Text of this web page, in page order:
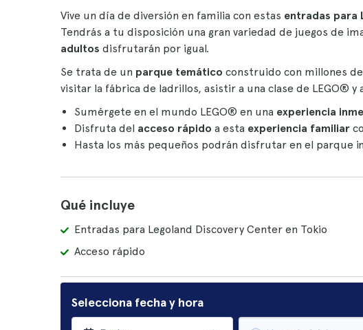
Vive un día de diversión en familia con estas entradas para
Tendrás a tu disposición una gran variedad de juegos de
adultos disfrutarán por igual.
Se trata de un parque temático construido con millones
visitar la fábrica de ladrillos, asistir a una clase de LEGO®
Sumérgete en el mundo LEGO® en una experiencia
Disfruta del acceso rápido a esta experiencia familiar
Hasta los más pequeños podrán disfrutar en el parque
Qué incluye
Entradas para Legoland Discovery Center en Tokio
Acceso rápido
Selecciona fecha y hora